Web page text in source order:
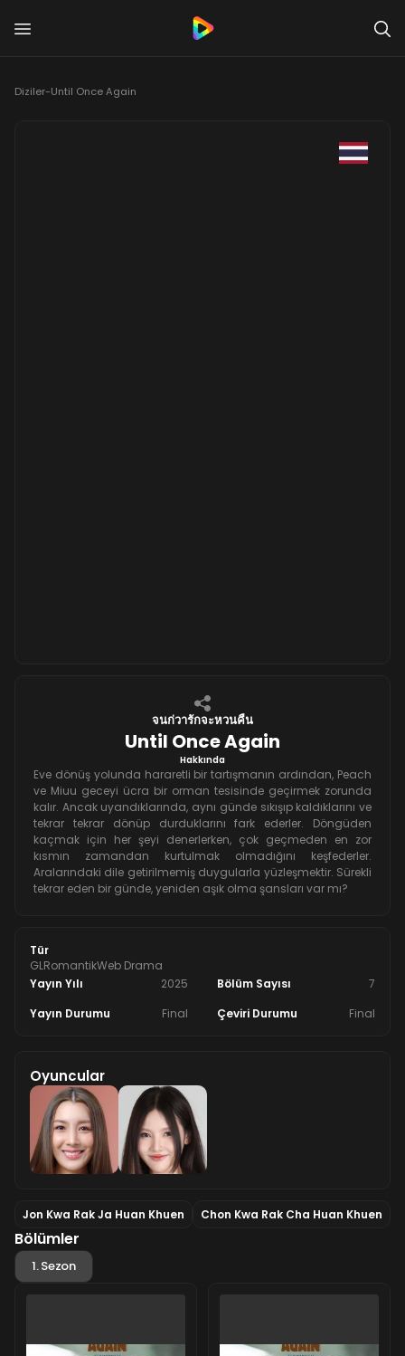
Diziler-Until Once Again
Until Once Again
จนก่วารักจะหวนคืน
Hakkında
Eve dönüş yolunda hararetli bir tartışmanın ardından, Peach
ve Miuu geceyi ücra bir orman tesisinde geçirmek zorunda
kalır. Ancak uyandıklarında, aynı günde sıkışıp kaldıklarını ve
tekrar tekrar dönüp durduklarını fark ederler. Döngüden
kaçmak için her şeyi denerlerken, çok geçmeden en zor
kısmın zamandan kurtulmak olmadığını keşfederler.
Aralarındaki dile getirilmemiş duygularla yüzleşmektir. Sürekli
tekrar eden bir günde, yeniden aşık olma şansları var mı?
Tür
GLRomantikWeb Drama
Yayın Yılı
2025 Bölüm Sayısı
7
Yayın Durumu
Final Çeviri Durumu Final
Oyuncular
Jon Kwa Rak Ja Huan Khuen Chon Kwa Rak Cha Huan Khuen
Bölümler
1. Sezon